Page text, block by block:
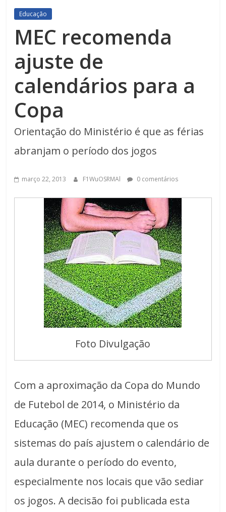
Educação
MEC recomenda
ajuste de
calendários para a
Copa
Orientação do Ministério é que as férias
abranjam o período dos jogos
março 22, 2013 F1WuOSRMAl 0 comentários
Foto Divulgação
Com a aproximação da Copa do Mundo
de Futebol de 2014, o Ministério da
Educação (MEC) recomenda que os
sistemas do país ajustem o calendário de
aula durante o período do evento,
especialmente nos locais que vão sediar
os jogos. A decisão foi publicada esta